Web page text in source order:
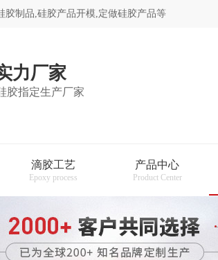
胶制品,硅胶产品开模,定做硅胶产品等
力厂家
胶指定生产厂家
滴胶工艺
Epoxy process
产品中心
Product Center